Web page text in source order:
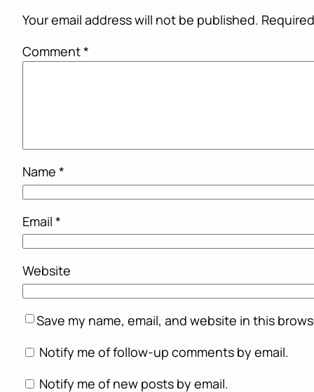
Your email address will not be published.
Comment*
Name *
Email *
Website
Save my name, email, and website in this
Notify me of follow-up comments by email.
Notify me of new posts by email.